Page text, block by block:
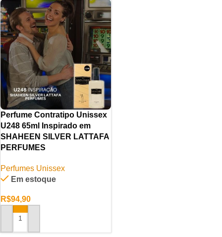
Perfume Contratipo Unissex
U248 65ml Inspirado em
SHAHEEN SILVER LATTAFA
PERFUMES
Perfumes Unissex
Em estoque
R$94,90
ADICIONAR AO CARRINHO